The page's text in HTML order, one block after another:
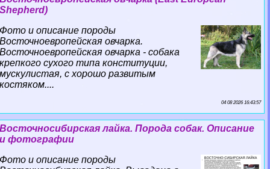
Shepherd)
Фото и описание породы
Восточноевропейская овчарка.
Восточноевропейская овчарка - собака
крепкого сухого типа конституции,
мускулистая, с хорошо развитым
костяком....
04 08 2026 16:43:57
Восточносибирская лайка. Порода собак. Описание
и фотографии
Фото и описание породы